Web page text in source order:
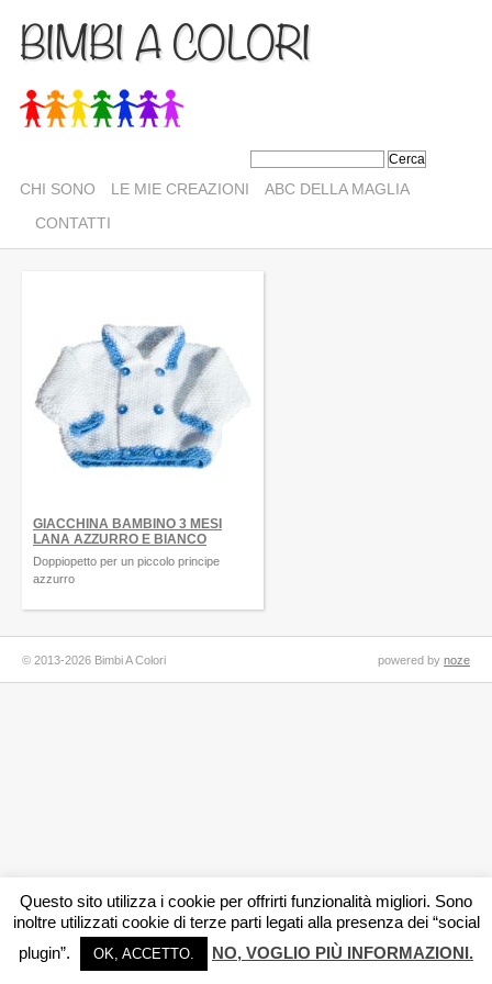
BIMBI A COLORI
CHI SONO LE MIE CREAZIONI
ABC DELLA MAGLIA
CONTATTI
GIACCHINA BAMBINO 3 MESI
LANA AZZURRO E BIANCO
Doppiopetto per un piccolo principe
azzurro
© 2013-2026 Bimbi A Colori powered by noze
Questo sito utilizza i cookie per offrirti funzionalità migliori. Sono
inoltre utilizzati cookie di terze parti legati alla presenza dei “social
plugin”.
OK, ACCETTO. NO, VOGLIO PIÙ INFORMAZIONI.